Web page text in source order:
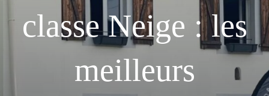
classe Neige : les
meilleurs